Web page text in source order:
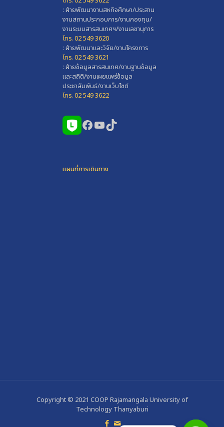
: ฝ่ายพัฒนางานสหกิจศึกษา/ประสาน
งานสถานประกอบการ/งานกองทุน/
งานระบบสารสนเทศฯ/งานเลขานุการ
โทร. 02 549 3620
: ฝ่ายพัฒนาและวิจัย/งานโครงการ
โทร. 02 549 3621
: ฝ่ายข้อมูลสารสนเทศ/งานฐานข้อมูล
และสถิติ/งานเผยแพร่ข้อมูล
ประชาสัมพันธ์/งานเว็บไซต์
โทร. 02 549 3622
Facebook
YouTube
TikTok
แผนที่การเดินทาง
Copyright © 2021 COOP Rajamangala University of
Technology Thanyaburi